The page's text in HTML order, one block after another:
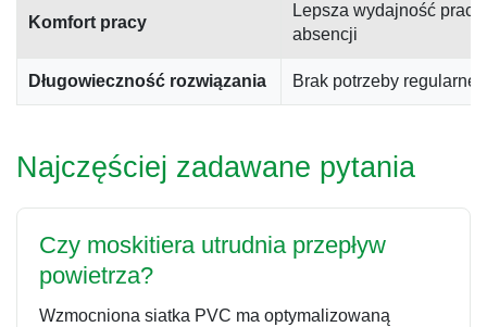
Komfort pracy
Lepsza wydajność
absencji
Długowieczność rozwiązania Brak potrzeby
Najczęściej zadawane pytania
Czy moskitiera utrudnia przepływ
powietrza?
Wzmocniona siatka PVC ma optymalizowaną